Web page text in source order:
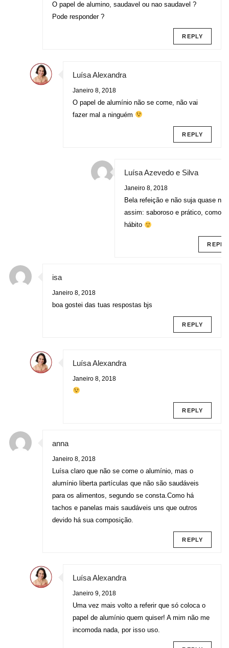
O papel de alumino, saudavel ou nao saudavel ?
Pode responder ?
REPLY
Luísa Alexandra
Janeiro 8, 2018
O papel de alumínio não se come, não vai
fazer mal a ninguém
REPLY
Luísa Azevedo e Silva
Janeiro 8, 2018
Bela refeição e não suja quase
assim: saboroso e prático, como é
hábito
REPLY
isa
Janeiro 8, 2018
boa gostei das tuas respostas bjs
REPLY
Luísa Alexandra
Janeiro 8, 2018
REPLY
anna
Janeiro 8, 2018
Luísa claro que não se come o alumínio, mas o
alumínio liberta partículas que não são saudáveis
para os alimentos, segundo se consta.Como há
tachos e panelas mais saudáveis uns que outros
devido há sua composição.
REPLY
Luísa Alexandra
Janeiro 9, 2018
Uma vez mais volto a referir que só coloca o
papel de alumínio quem quiser! A mim não me
incomoda nada, por isso uso.